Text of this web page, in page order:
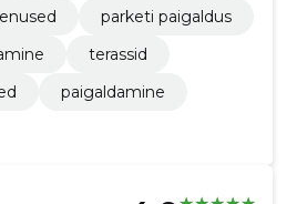
parketi paigaldus
terassid
paigaldamine